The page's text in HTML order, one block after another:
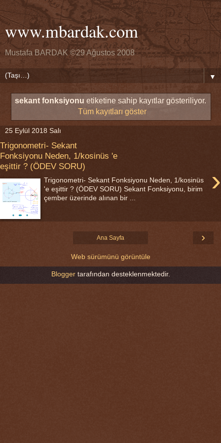
www.mbardak.com
Mustafa BARDAK ©29 Ağustos 2008
▼
sekant fonksiyonu etiketine sahip kayıtlar gösteriliyor.
Tüm kayıtları göster
25 Eylül 2018 Salı
Trigonometri- Sekant
Fonksiyonu Neden, 1/kosinüs 'e
eşittir ? (ÖDEV SORU)
›
Trigonometri- Sekant Fonksiyonu Neden, 1/kosinüs
'e eşittir ? (ÖDEV SORU) Sekant Fonksiyonu, birim
çember üzerinde alınan bir ...
›
Ana Sayfa
Web sürümünü görüntüle
Bloggertarafından desteklenmektedir.